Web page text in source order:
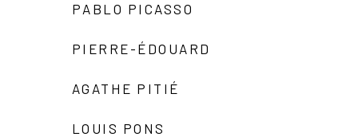
PABLO PICASSO
PIERRE-ÉDOUARD
AGATHE PITIÉ
LOUIS PONS